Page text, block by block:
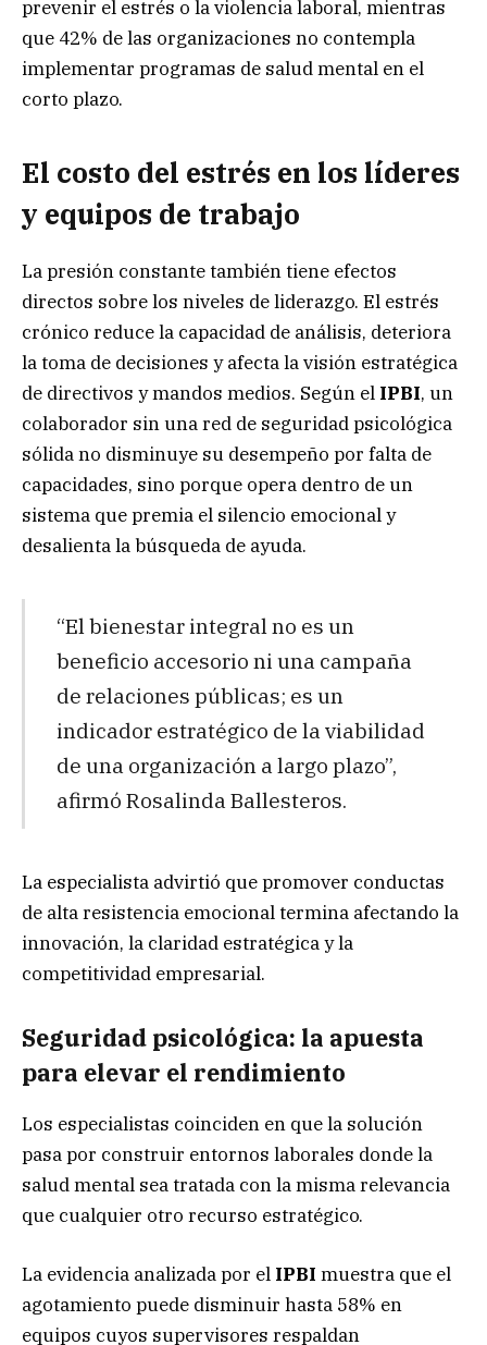
prevenir el estrés o la violencia laboral, mientras
que 42% de las organizaciones no contempla
implementar programas de salud mental en el
corto plazo.
El costo del estrés en los líderes
y equipos de trabajo
La presión constante también tiene efectos
directos sobre los niveles de liderazgo. El estrés
crónico reduce la capacidad de análisis, deteriora
la toma de decisiones y afecta la visión estratégica
de directivos y mandos medios. Según el IPBI, un
colaborador sin una red de seguridad psicológica
sólida no disminuye su desempeño por falta de
capacidades, sino porque opera dentro de un
sistema que premia el silencio emocional y
desalienta la búsqueda de ayuda.
“El bienestar integral no es un
beneficio accesorio ni una campaña
de relaciones públicas; es un
indicador estratégico de la viabilidad
de una organización a largo plazo”,
afirmó Rosalinda Ballesteros.
La especialista advirtió que promover conductas
de alta resistencia emocional termina afectando la
innovación, la claridad estratégica y la
competitividad empresarial.
Seguridad psicológica: la apuesta
para elevar el rendimiento
Los especialistas coinciden en que la solución
pasa por construir entornos laborales donde la
salud mental sea tratada con la misma relevancia
que cualquier otro recurso estratégico.
La evidencia analizada por el IPBI muestra que el
agotamiento puede disminuir hasta 58% en
equipos cuyos supervisores respaldan